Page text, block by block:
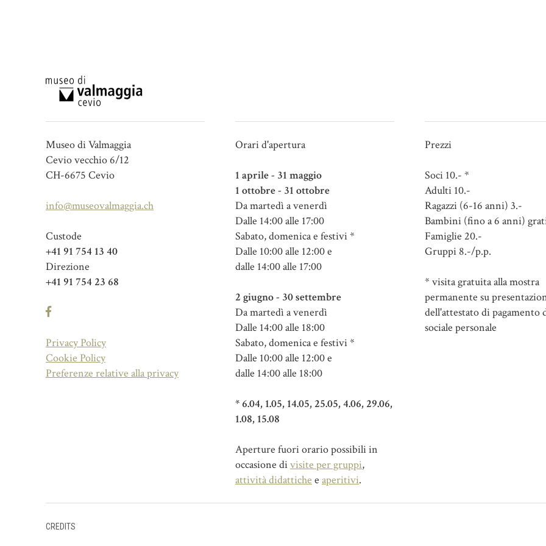
Museo di Valmaggia
Cevio vecchio 6/12
CH-6675 Cevio
info@museovalmaggia.ch
Custode
+41 91 754 13 40
Direzione
+41 91 754 23 68
Privacy Policy
Cookie Policy
Preferenze relative alla privacy
Orari d'apertura
1 aprile - 31 maggio
1 ottobre - 31 ottobre
Da martedì a venerdì
Dalle 14:00 alle 17:00
Sabato, domenica e festivi *
Dalle 10:00 alle 12:00 e
dalle 14:00 alle 17:00
2 giugno - 30 settembre
Da martedì a venerdì
Dalle 14:00 alle 18:00
Sabato, domenica e festivi *
Dalle 10:00 alle 12:00 e
dalle 14:00 alle 18:00
* 6.04, 1.05, 14.05, 25.05, 4.06, 29.06,
1.08, 15.08
Aperture fuori orario possibili in
occasione divisite per gruppi,
attività didattiche e aperitivi.
Prezzi
Soci 10.- *
Adulti 10.-
Ragazzi (6-16 anni) 3.-
Bambini (fino a 6 anni)
Famiglie 20.-
Gruppi 8.-/p.p.
* visita gratuita alla mostra
permanente su
dell'attestato di pagamento
sociale personale
CREDITS